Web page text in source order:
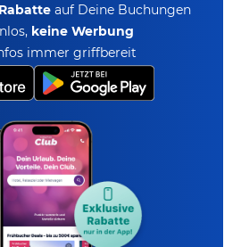
auf Deine Buchungen
keine Werbung
immer griffbereit